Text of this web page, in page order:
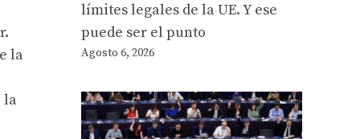
la
la
límites legales de la UE. Y ese
puede ser el punto
Agosto 6, 2026